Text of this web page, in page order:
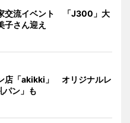
交流イベント 「J300」大
子さん迎え
店「akikki」 オリジナルレ
パン」も